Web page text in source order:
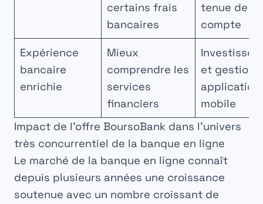
certains frais
bancaires
tenue de
compte
Expérience
bancaire
enrichie
Mieux
comprendre les
services
financiers
et gestion
application
mobile
Impact de l’offre BoursoBank dans l’univers
très concurrentiel de la banque en ligne
Le marché de la banque en ligne connaît
depuis plusieurs années une croissance
soutenue avec un nombre croissant de